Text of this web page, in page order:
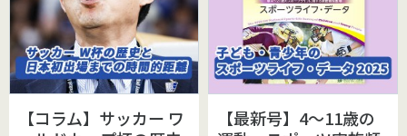
【コラム】サッカー ワ
【最新号】4～11歳の